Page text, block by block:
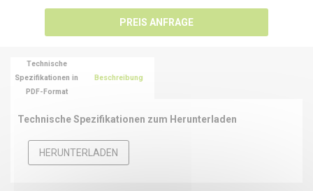
PREIS ANFRAGE
Technische
Spezifikationen in
PDF-Format
Technische Spezifikationen zum Herunterladen
HERUNTERLADEN
Beschreibung